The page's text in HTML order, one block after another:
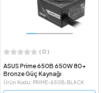
( 0 )
ASUS Prime 650B 650W 80+
Bronze Güç Kaynağı
Ürün Kodu: PRIME-650B-BLACK